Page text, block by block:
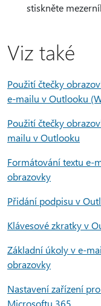
stiskněte
Viz také
Použití čtečky
e-mailu v Outlooku
Použití čtečky
mailu v Outlooku
Formátování textu e-
obrazovky
Přidání podpisu v
Klávesové zkratky v
Základní úkoly v e-
obrazovky
Nastavení zařízení
Microsoftu 365